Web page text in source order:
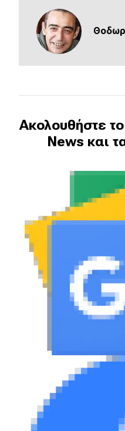
Ακολουθήστε
News και